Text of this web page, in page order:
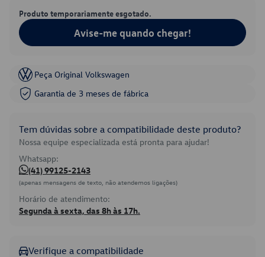
Produto temporariamente esgotado.
Avise-me quando chegar!
Peça Original Volkswagen
Garantia de 3 meses de fábrica
Tem dúvidas sobre a compatibilidade deste produto?
Nossa equipe especializada está pronta para ajudar!
Whatsapp:
(41) 99125-2143
(apenas mensagens de texto, não atendemos ligações)
Horário de atendimento:
Segunda à sexta, das 8h às 17h.
Verifique a compatibilidade